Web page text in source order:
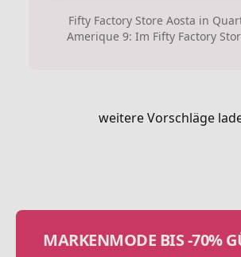
Fifty Factory Store Aosta in
Amerique 9: Im Fifty Factory
weitere Vorschläge
MARKENMODE BIS -70%